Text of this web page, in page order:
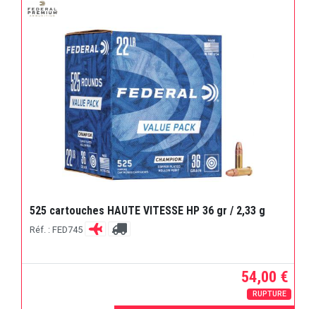
525 cartouches HAUTE VITESSE HP 36 gr / 2,33 g
Réf. : FED745
54,00 €
RUPTURE